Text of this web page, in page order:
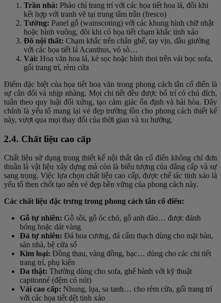
Trần nhà: Phào chỉ trang trí với các họa tiết hoa lá, đôi khi
kết hợp với tranh vẽ tại trung tâm trần (fresco)
Tường: Panel gỗ (wainscoting) với các khung hình chữ nhật
hoặc hình vuông, đôi khi có họa tiết chạm khắc tinh xảo
Đồ nội thất: Chạm khắc trên chân ghế, tay vịn, đầu giường
với các họa tiết lá Acanthus, vỏ sò…
Vải: Hoa văn hoa lá, kẻ sọc hoặc hình thoi trên vải bọc sofa,
gối trang trí, rèm cửa
Điểm đặc biệt của họa tiết hoa văn trong phong cách tân cổ điển là
sự cân đối và nhịp nhàng. Mọi chi tiết đều được bố trí có chủ đích,
tuân theo quy luật đối xứng, tạo cảm giác ổn định và hài hòa. Đây
chính là yếu tố mang lại vẻ đẹp trường tồn cho phong cách thiết kế
này, vượt qua mọi thay đổi của thời gian và xu hướng.
2.4. Chất liệu cao cấp
Chất liệu sử dụng trong thiết kế nội thất tân cổ điển không chỉ đơn
thuần là vật liệu xây dựng mà còn là biểu tượng của đẳng cấp và sự
sang trọng. Việc lựa chọn chất liệu cao cấp, được chế tác tinh xảo là
yếu tố then chốt tạo nên vẻ đẹp bền vững của phong cách này.
Các chất liệu đặc trưng trong phong cách tân cổ điển:
Gỗ tự nhiên: Gỗ sồi, gỗ óc chó, gỗ anh đào… được đánh
bóng hoặc dát vàng
Đá tự nhiên: Đá hoa cương, đá cẩm thạch dùng cho mặt bàn,
sàn nhà, bệ cửa sổ
Kim loại: Đồng thau, vàng đồng, bạc… dùng cho các chi tiết
trang trí, phụ kiện
Da thật: Thường dùng cho sofa, ghế bành với kỹ thuật
capitonné (đệm có nút)
Vải cao cấp: Nhung, lụa, sa tanh… cho rèm cửa, gối trang trí
với các họa tiết dệt tinh xảo